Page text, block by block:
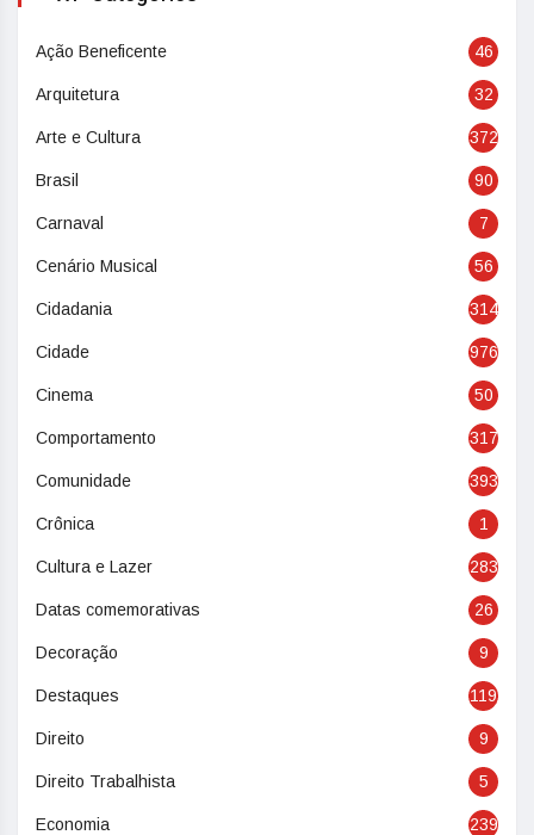
Ação Beneficente 46
Arquitetura 32
Arte e Cultura 372
Brasil 90
Carnaval 7
Cenário Musical 56
Cidadania 314
Cidade 976
Cinema 50
Comportamento 317
Comunidade 393
Crônica 1
Cultura e Lazer 283
Datas comemorativas 26
Decoração 9
Destaques 119
Direito 9
Direito Trabalhista 5
Economia 239